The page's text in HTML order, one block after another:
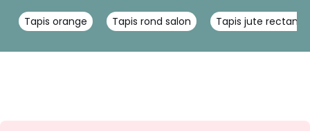
Tapis orange Tapis rond salon Tapis jute